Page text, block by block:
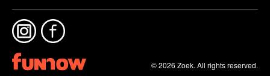
© 2026 Zoek. All rights reserved.